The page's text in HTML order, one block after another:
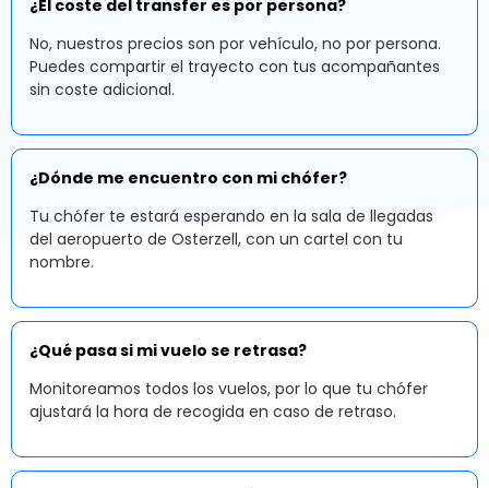
¿El coste del transfer es por persona?
No, nuestros precios son por vehículo, no por persona.
Puedes compartir el trayecto con tus acompañantes
sin coste adicional.
¿Dónde me encuentro con mi chófer?
Tu chófer te estará esperando en la sala de llegadas
del aeropuerto de Osterzell, con un cartel con tu
nombre.
¿Qué pasa si mi vuelo se retrasa?
Monitoreamos todos los vuelos, por lo que tu chófer
ajustará la hora de recogida en caso de retraso.